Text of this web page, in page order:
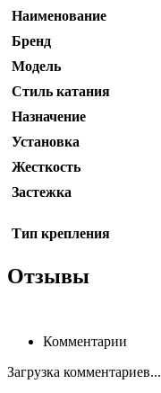
Наименование
Бренд
Модель
Стиль катания
Назначение
Установка
Жесткость
Застежка
Тип крепления
Отзывы
Комментарии
Загрузка комментариев...